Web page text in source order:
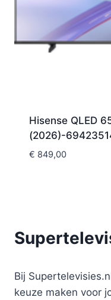
Hisense QLED
(2026)-
€ 849,00
Bij
keuze maken voor